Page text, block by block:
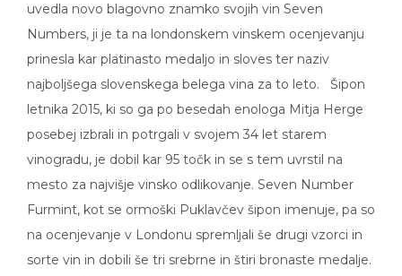
uvedla novo blagovno znamko svojih vin Seven
Numbers, ji je ta na londonskem vinskem ocenjevanju
prinesla kar platinasto medaljo in sloves ter naziv
najboljšega slovenskega belega vina za to leto. Šipon
letnika 2015, ki so ga po besedah enologa Mitja Herge
posebej izbrali in potrgali v svojem 34 let starem
vinogradu, je dobil kar 95 točk in se s tem uvrstil na
mesto za najvišje vinsko odlikovanje. Seven Number
Furmint, kot se ormoški Puklavčev šipon imenuje, pa so
na ocenjevanje v Londonu spremljali še drugi vzorci in
sorte vin in dobili še tri srebrne in štiri bronaste medalje.